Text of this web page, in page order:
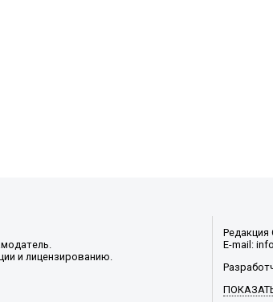
и лицензированию.
Редакция
E-mail: